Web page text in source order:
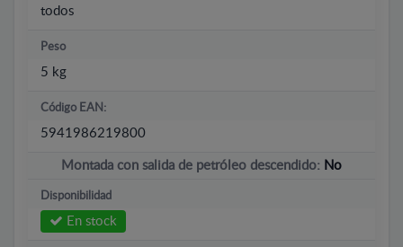
todos
Peso
5 kg
Código EAN:
5941986219800
Montada con salida de petróleo descendido: No
Disponibilidad
En stock